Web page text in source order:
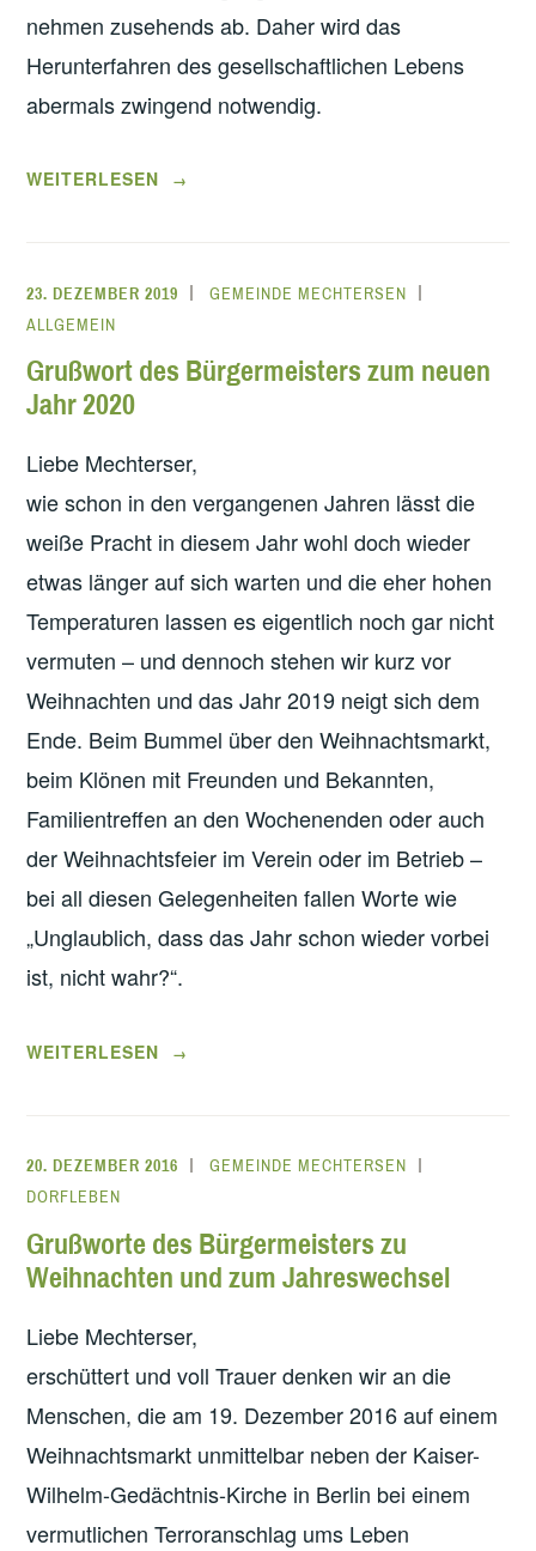
nehmen zusehends ab. Daher wird das
Herunterfahren des gesellschaftlichen Lebens
abermals zwingend notwendig.
„GRUSSWORT D
AHRESWECHSEL 2
021“
WEITERLESEN →
23. DEZEMBER 2019
GEMEINDE MECHTERSEN
ALLGEMEIN
Grußwort des Bürgermeisters zum neuen
Jahr 2020
Liebe Mechterser,
wie schon in den vergangenen Jahren lässt die
weiße Pracht in diesem Jahr wohl doch wieder
etwas länger auf sich warten und die eher hohen
Temperaturen lassen es eigentlich noch gar nicht
vermuten – und dennoch stehen wir kurz vor
Weihnachten und das Jahr 2019 neigt sich dem
Ende. Beim Bummel über den Weihnachtsmarkt,
beim Klönen mit Freunden und Bekannten,
Familientreffen an den Wochenenden oder auch
der Weihnachtsfeier im Verein oder im Betrieb –
bei all diesen Gelegenheiten fallen Worte wie
„Unglaublich, dass das Jahr schon wieder vorbei
ist, nicht wahr?“.
„GRUSSWORT D
EUEN J
AHR 2
020“
WEITERLESEN →
20. DEZEMBER 2016
GEMEINDE MECHTERSEN
DORFLEBEN
Grußworte des Bürgermeisters zu
Weihnachten und zum Jahreswechsel
Liebe Mechterser,
erschüttert und voll Trauer denken wir an die
Menschen, die am 19. Dezember 2016 auf einem
Weihnachtsmarkt unmittelbar neben der Kaiser-
Wilhelm-Gedächtnis-Kirche in Berlin bei einem
vermutlichen Terroranschlag ums Leben